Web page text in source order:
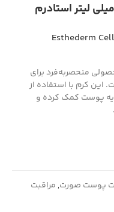
کرم شفاف کننده سلولار واتر50 میلی لیتر استادرم
Esthederm
منحصر‌به‌فرد برای
کرم با استفاده از
پوست کمک کرده و
پوست صورت,مراقبت